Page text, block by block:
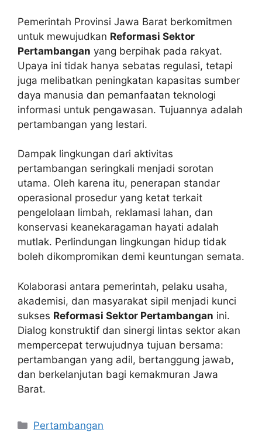
Pemerintah Provinsi Jawa Barat berkomitmen
untuk mewujudkan Reformasi Sektor
Pertambangan yang berpihak pada rakyat.
Upaya ini tidak hanya sebatas regulasi, tetapi
juga melibatkan peningkatan kapasitas sumber
daya manusia dan pemanfaatan teknologi
informasi untuk pengawasan. Tujuannya adalah
pertambangan yang lestari.
Dampak lingkungan dari aktivitas
pertambangan seringkali menjadi sorotan
utama. Oleh karena itu, penerapan standar
operasional prosedur yang ketat terkait
pengelolaan limbah, reklamasi lahan, dan
konservasi keanekaragaman hayati adalah
mutlak. Perlindungan lingkungan hidup tidak
boleh dikompromikan demi keuntungan semata.
Kolaborasi antara pemerintah, pelaku usaha,
akademisi, dan masyarakat sipil menjadi kunci
sukses Reformasi Sektor Pertambangan ini.
Dialog konstruktif dan sinergi lintas sektor akan
mempercepat terwujudnya tujuan bersama:
pertambangan yang adil, bertanggung jawab,
dan berkelanjutan bagi kemakmuran Jawa
Barat.
Kategori
Pertambangan